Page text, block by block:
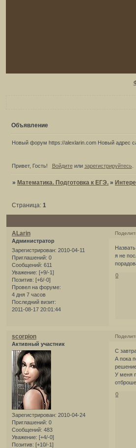
Объявление
Новый форум https://alexlarin.com Новый адрес
Привет, Гость! Войдитеили зарегистрируйтесь.
»Математика. Подготовка к ЕГЭ. »
Страница: 1
ALarin
Администратор
Зарегистрирован: 2010-04-11
Приглашений: 0
Сообщений: 611
Уважение: [+9/-1]
Позитив: [+6/-0]
Провел на форуме:
4 дня 7 часов
Последний визит:
2011-08-17 20:01:44
я не
0
scorpion
Активный участник
Зарегистрирован: 2010-04-24
Приглашений: 0
Сообщений: 483
Уважение: [+4/-0]
Позитив: [+10/-1]
С
А пока
У меня
0